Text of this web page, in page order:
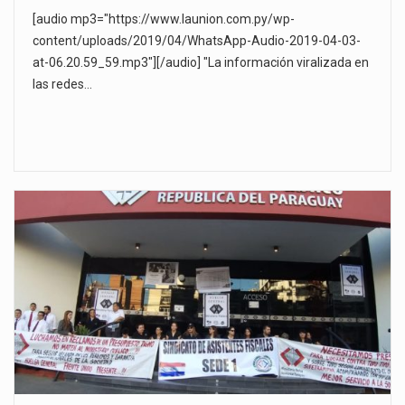
[audio mp3="https://www.launion.com.py/wp-
content/uploads/2019/04/WhatsApp-Audio-2019-04-03-
at-06.20.59_59.mp3"][/audio] "La información viralizada en
las redes…